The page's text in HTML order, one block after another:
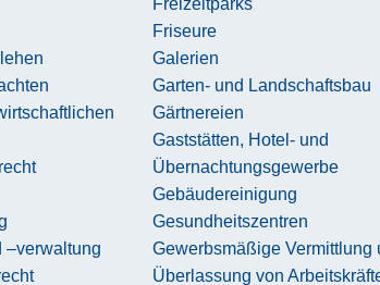
–verwaltung
Freizeitparks
Friseure
Galerien
Garten- und Landschaftsbau
Gärtnereien
Gaststätten, Hotel- und
Übernachtungsgewerbe
Gebäudereinigung
Gesundheitszentren
Gewerbsmäßige Vermittlung
Überlassung von